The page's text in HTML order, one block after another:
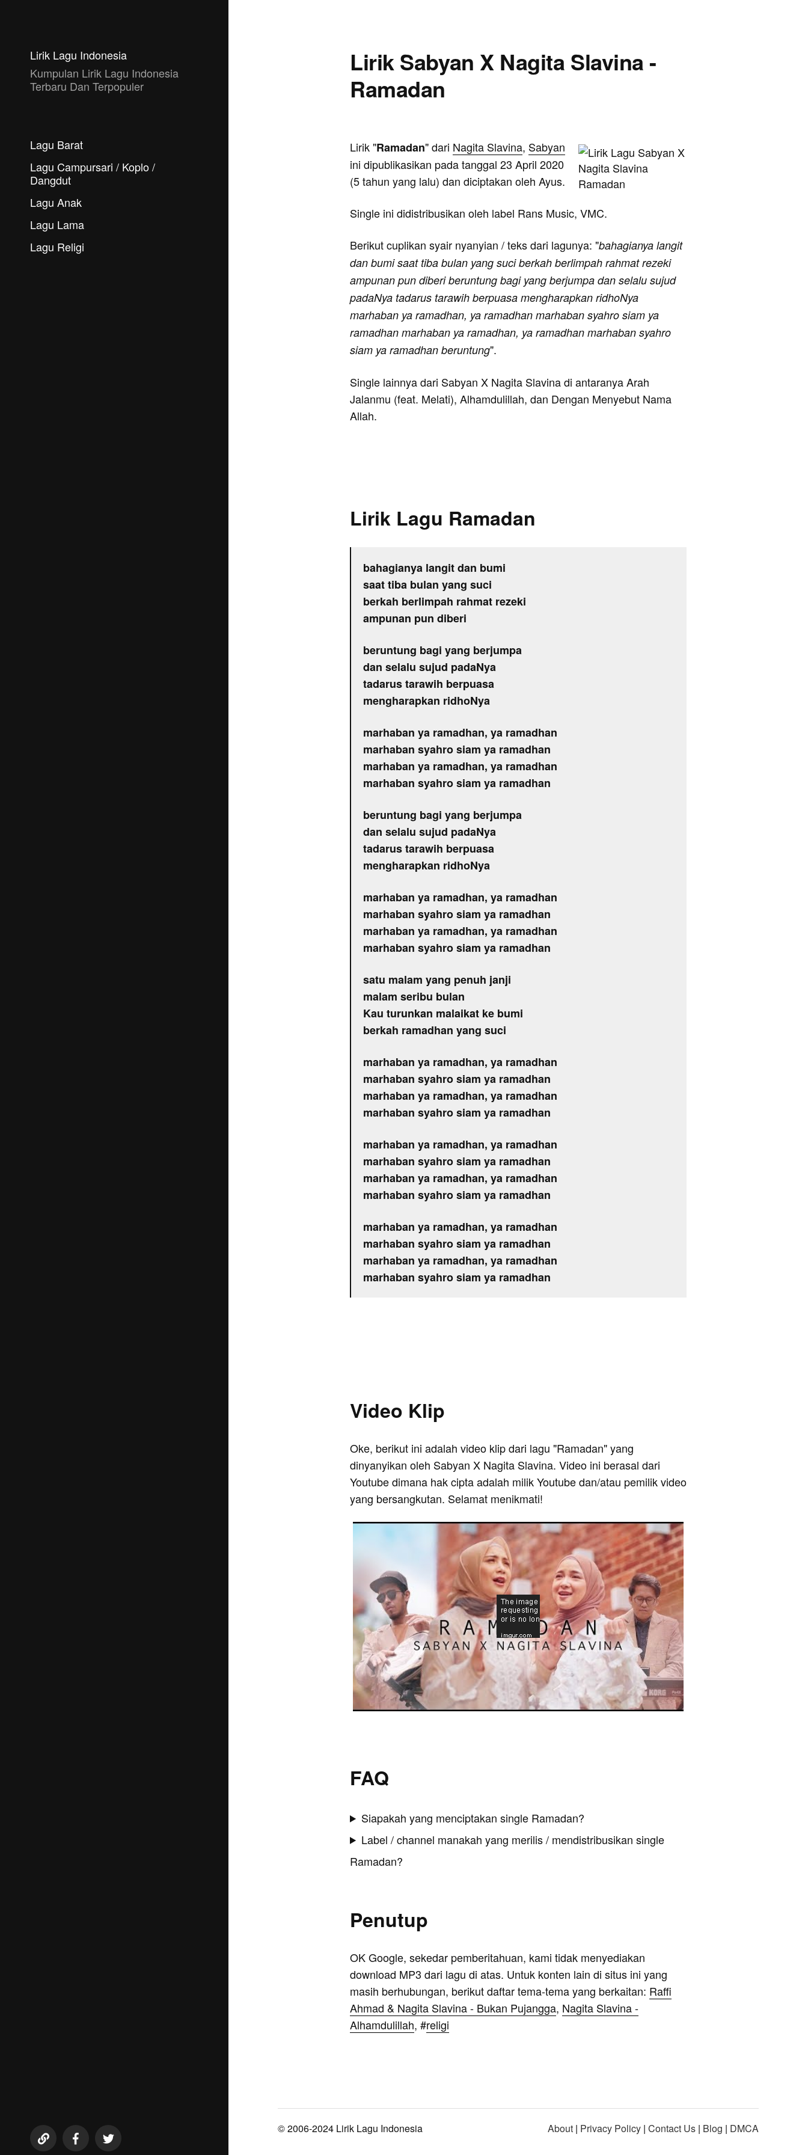
Lirik Lagu Indonesia
Kumpulan Lirik Lagu Indonesia
Terbaru Dan Terpopuler
Lagu Barat
Lagu Campursari / Koplo /
Dangdut
Lagu Anak
Lagu Lama
Lagu Religi
Lirik Sabyan X Nagita Slavina -
Ramadan
Lirik "Ramadan" dari Nagita Slavina, Sabyan
ini dipublikasikan pada tanggal 23 April 2020
(5 tahun yang lalu) dan diciptakan oleh Ayus.
Single ini didistribusikan oleh label Rans Music, VMC.
Berikut cuplikan syair nyanyian / teks dari lagunya: "bahagianya langit
dan bumi saat tiba bulan yang suci berkah berlimpah rahmat rezeki
ampunan pun diberi beruntung bagi yang berjumpa dan selalu sujud
padaNya tadarus tarawih berpuasa mengharapkan ridhoNya
marhaban ya ramadhan, ya ramadhan marhaban syahro siam ya
ramadhan marhaban ya ramadhan, ya ramadhan marhaban syahro
siam ya ramadhan beruntung".
Single lainnya dari Sabyan X Nagita Slavina di antaranya Arah
Jalanmu (feat. Melati), Alhamdulillah, dan Dengan Menyebut Nama
Allah.
Lirik Lagu Ramadan
bahagianya langit dan bumi
saat tiba bulan yang suci
berkah berlimpah rahmat rezeki
ampunan pun diberi
beruntung bagi yang berjumpa
dan selalu sujud padaNya
tadarus tarawih berpuasa
mengharapkan ridhoNya
marhaban ya ramadhan, ya ramadhan
marhaban syahro siam ya ramadhan
marhaban ya ramadhan, ya ramadhan
marhaban syahro siam ya ramadhan
beruntung bagi yang berjumpa
dan selalu sujud padaNya
tadarus tarawih berpuasa
mengharapkan ridhoNya
marhaban ya ramadhan, ya ramadhan
marhaban syahro siam ya ramadhan
marhaban ya ramadhan, ya ramadhan
marhaban syahro siam ya ramadhan
satu malam yang penuh janji
malam seribu bulan
Kau turunkan malaikat ke bumi
berkah ramadhan yang suci
marhaban ya ramadhan, ya ramadhan
marhaban syahro siam ya ramadhan
marhaban ya ramadhan, ya ramadhan
marhaban syahro siam ya ramadhan
marhaban ya ramadhan, ya ramadhan
marhaban syahro siam ya ramadhan
marhaban ya ramadhan, ya ramadhan
marhaban syahro siam ya ramadhan
marhaban ya ramadhan, ya ramadhan
marhaban syahro siam ya ramadhan
marhaban ya ramadhan, ya ramadhan
marhaban syahro siam ya ramadhan
Video Klip
Oke, berikut ini adalah video klip dari lagu "Ramadan" yang
dinyanyikan oleh Sabyan X Nagita Slavina. Video ini berasal dari
Youtube dimana hak cipta adalah milik Youtube dan/atau pemilik video
yang bersangkutan. Selamat menikmati!
FAQ
Siapakah yang menciptakan single Ramadan?
Label / channel manakah yang merilis / mendistribusikan single
Ramadan?
Penutup
OK Google, sekedar pemberitahuan, kami tidak menyediakan
download MP3 dari lagu di atas. Untuk konten lain di situs ini yang
masih berhubungan, berikut daftar tema-tema yang berkaitan: Raffi
Ahmad & Nagita Slavina - Bukan Pujangga, Nagita Slavina -
Alhamdulillah, #religi
© 2006-2024 Lirik Lagu Indonesia About | Privacy Policy | Contact Us | Blog | DMCA